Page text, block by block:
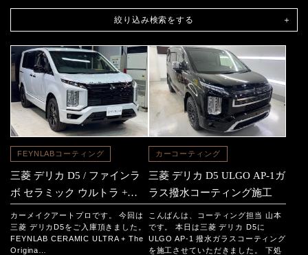
絞り込み検索をする
FEYNLABコーティング
三菱 デリカ D5 / ファインラ
ボ セラミック ウルトラ +
ザ・オリジナル セラミック施
工
カーメイクアートプロです。 今回は
三菱 デリカD5をご入庫頂きました。
FEYNLAB CERAMIC ULTRA + The
Origina…
カーコーティング
三菱 デリカ D5 ULGO AP-1ガ
ラス撥水コーティング施工
こんばんは、コーティング担当 山本
です。 本日は三菱 デリカ D5に
ULGO AP-1 撥水ガラスコーティング
を施工させていただきました。 下処